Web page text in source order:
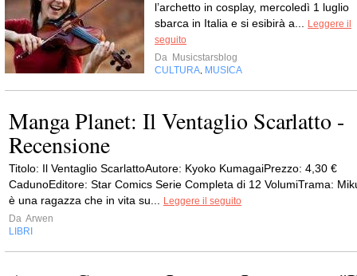
l’archetto in cosplay, mercoledì 1 luglio
sbarca in Italia e si esibirà a...
Leggere il
seguito
Da Musicstarsblog
CULTURA MUSICA
Manga Planet: Il Ventaglio Scarlatto -
Recensione
Titolo: Il Ventaglio ScarlattoAutore: Kyoko KumagaiPrezzo: 4,30 €
CadunoEditore: Star Comics Serie Completa di 12 VolumiTrama:
è una ragazza che in vita su...
Leggere il seguito
Da Arwen
LIBRI